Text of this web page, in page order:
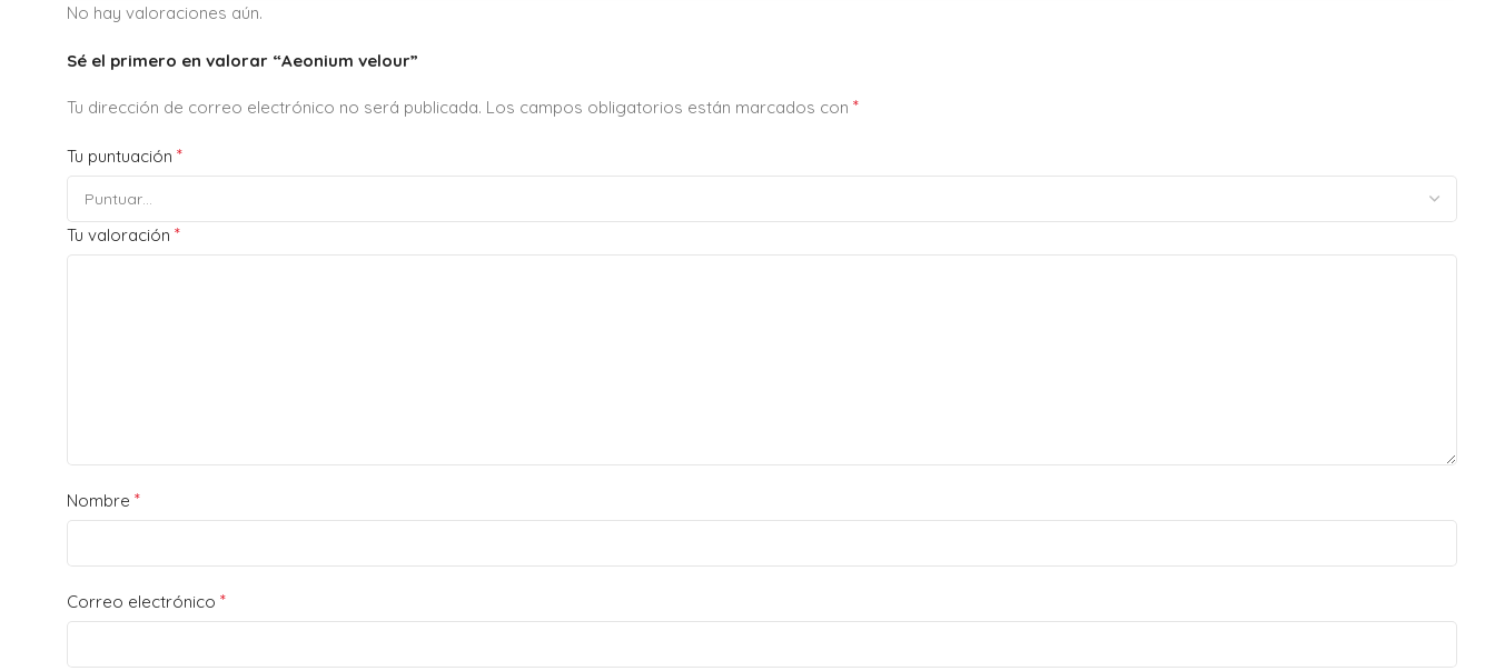
No hay valoraciones aún.
Sé el primero en valorar “Aeonium velour”
Tu dirección de correo electrónico no será publicada. Los campos obligatorios están marcados con *
Tu puntuación *
Tu valoración *
Nombre *
Correo electrónico *